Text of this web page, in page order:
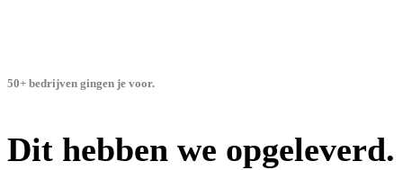
Dit hebben we opgeleverd.
50+ bedrijven gingen je voor.